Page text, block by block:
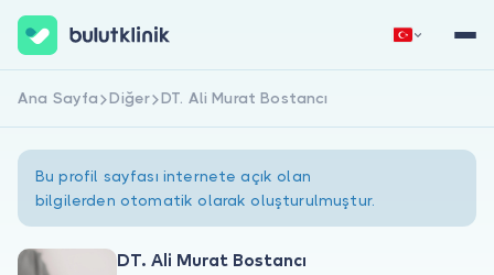
Hemen Kaydol Giriş Yap
Ana Sayfa Diğer DT. Ali Murat Bostancı
Bu profil sayfası internete açık olan
bilgilerden otomatik olarak oluşturulmuştur.
DT. Ali Murat Bostancı